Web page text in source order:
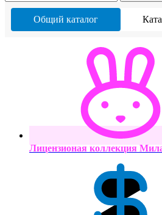
Общий каталог
Лицензионая коллекция